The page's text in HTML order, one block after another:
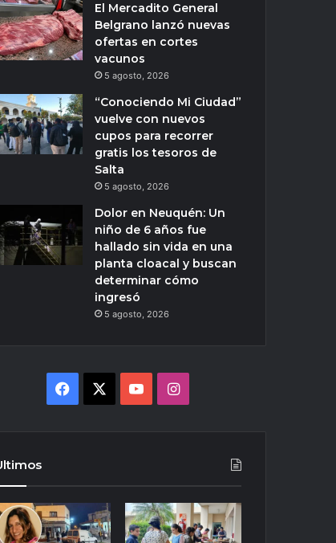
El Mercadito General
Belgrano lanzó nuevas
ofertas en cortes
vacunos
5 agosto, 2026
“Conociendo Mi Ciudad”
vuelve con nuevos
cupos para recorrer
gratis los tesoros de
Salta
5 agosto, 2026
Dolor en Neuquén: Un
niño de 6 años fue
hallado sin vida en una
planta cloacal y buscan
determinar cómo
ingresó
5 agosto, 2026
Facebook YouTubeInstagram